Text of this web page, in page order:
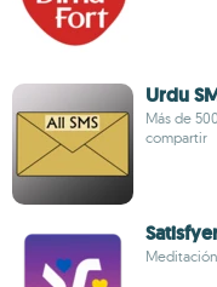
Urdu
Más de
compartir